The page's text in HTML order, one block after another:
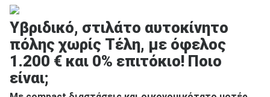
Υβριδικό, στιλάτο αυτοκίνητο
πόλης χωρίς Τέλη, με όφελος
1.200 € και 0% επιτόκιο! Ποιο
είναι;